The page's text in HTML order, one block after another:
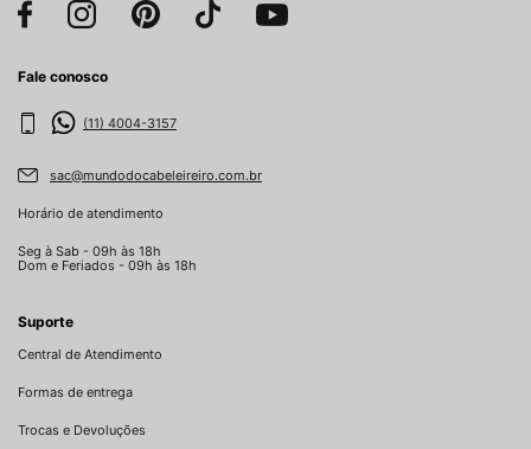
Fale conosco
(11) 4004-3157
sac@mundodocabeleireiro.com.br
Horário de atendimento
Seg à Sab - 09h às 18h
Dom e Feriados - 09h às 18h
Suporte
Central de Atendimento
Formas de entrega
Trocas e Devoluções